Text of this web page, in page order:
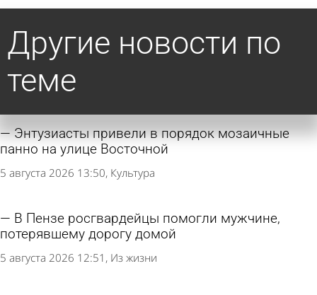
Другие новости по
теме
Энтузиасты привели в порядок мозаичные
панно на улице Восточной
5 августа 2026 13:50 Культура
В Пензе росгвардейцы помогли мужчине,
потерявшему дорогу домой
5 августа 2026 12:51 Из жизни